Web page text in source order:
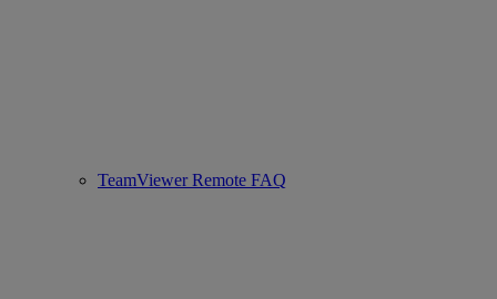
TeamViewer Remote FAQ